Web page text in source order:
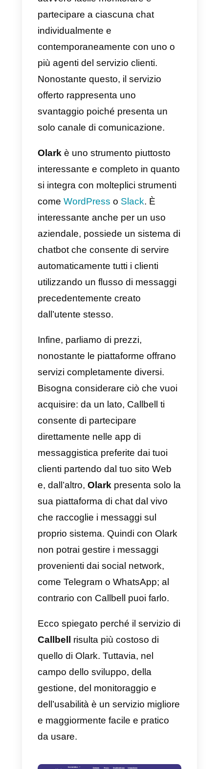
possibilità di monitorare le
conversazioni di tutti gli agenti
disponibili direttamente con il tuo
account Callbell.
Da parte sua,
strumento di chat dal vivo
visitatori di un determinato sito
web. Inoltre, presenta
e funzionalità che rendono
davvero facile monitorare e
partecipare a ciascuna chat
individualmente e
contemporaneamente con uno o
più agenti del servizio clienti.
Nonostante questo, il servizio
offerto rappresenta uno
svantaggio poiché presenta un
solo canale di comunicazione.
Olarkè uno strumento piuttosto
interessante e completo in
si integra con molteplici strumenti
comeWordPressoSlack
interessante anche per un uso
aziendale, possiede un sistema
chatbot che consente di servire
automaticamente tutti i clienti
utilizzando un flusso di messaggi
precedentemente creato
Infine, parliamo di prezzi,
nonostante le piattaforme offrano
servizi completamente diversi.
Bisogna considerare ciò che vuoi
acquisire: da un lato, Callbell ti
consente di partecipare